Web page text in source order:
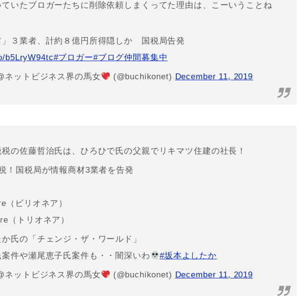
いたブロガーたちに削除依頼しまくってた理由は、こーいうことね
」３業者、計約８億円所得隠しか 国税局告発
b5LryW94tc#ブロガー#ブログ仲間募集中
ットビジネス界の馬女 (@buchikonet) December 11, 2019
の佐藤哲治氏は、ひろひで氏の父親でリキマツ住建の社長！
！国税局が情報商材3業者を告発
（ビリオネア）
（トリオネア）
氏の「チェンジ・ザ・ワールド」
件や瀬尾恵子氏案件も・・闇深いわ
#坂本よしたか
ットビジネス界の馬女 (@buchikonet) December 11, 2019